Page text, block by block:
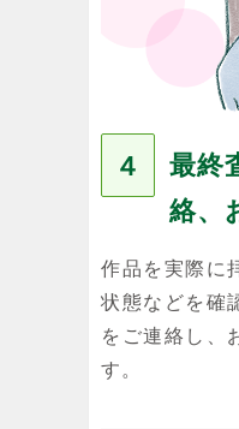
４
最終
絡、
作品を実際に
状態などを確
をご連絡し、
す。